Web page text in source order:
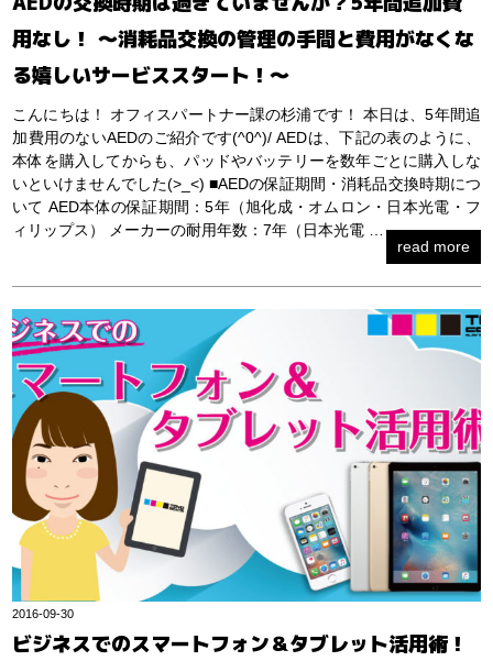
用なし！ ～消耗品交換の管理の手間と費用がなくな
る嬉しいサービススタート！～
こんにちは！ オフィスパートナー課の杉浦です！ 本日は、5年間追
加費用のないAEDのご紹介です(^0^)/ AEDは、下記の表のように、
本体を購入してからも、パッドやバッテリーを数年ごとに購入しな
いといけませんでした(>_<) ■AEDの保証期間・消耗品交換時期につ
いて AED本体の保証期間：5年（旭化成・オムロン・日本光電・フ
ィリップス） メーカーの耐用年数：7年（日本光電 …
read more
2016-09-30
ビジネスでのスマートフォン＆タブレット活用術！